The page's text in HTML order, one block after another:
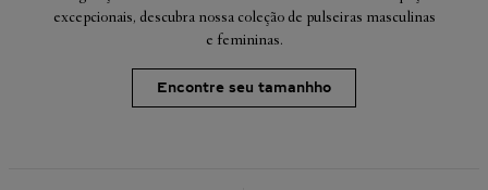
excepcionais, descubra nossa coleção de pulseiras masculinas
e femininas.
Encontre seu tamanhho